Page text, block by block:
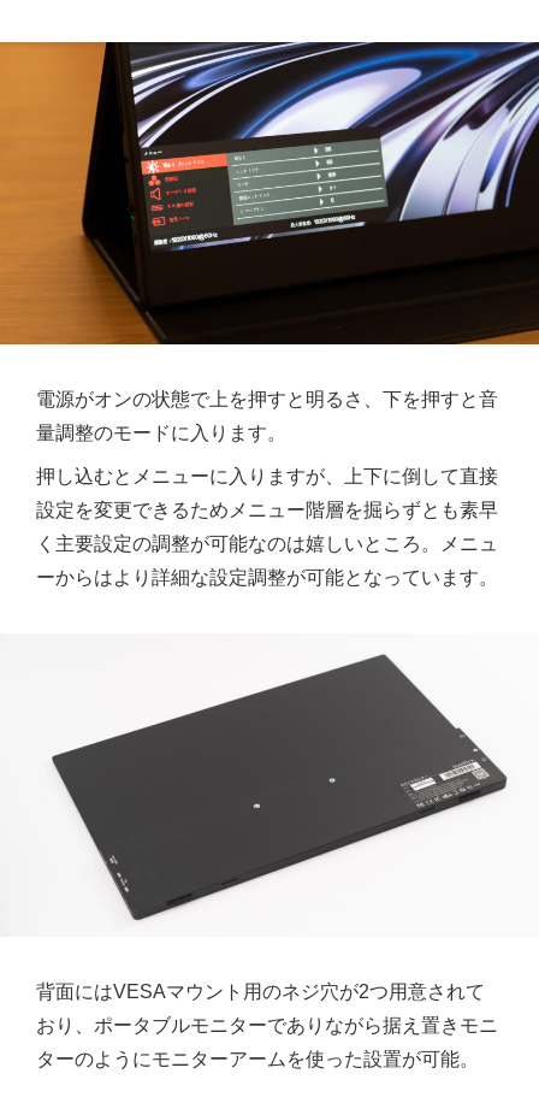
電源がオンの状態で上を押すと明るさ、下を押すと音
量調整のモードに入ります。
押し込むとメニューに入りますが、上下に倒して直接
設定を変更できるためメニュー階層を掘らずとも素早
く主要設定の調整が可能なのは嬉しいところ。メニュ
ーからはより詳細な設定調整が可能となっています。
背面にはVESAマウント用のネジ穴が2つ用意されて
おり、ポータブルモニターでありながら据え置きモニ
ターのようにモニターアームを使った設置が可能。